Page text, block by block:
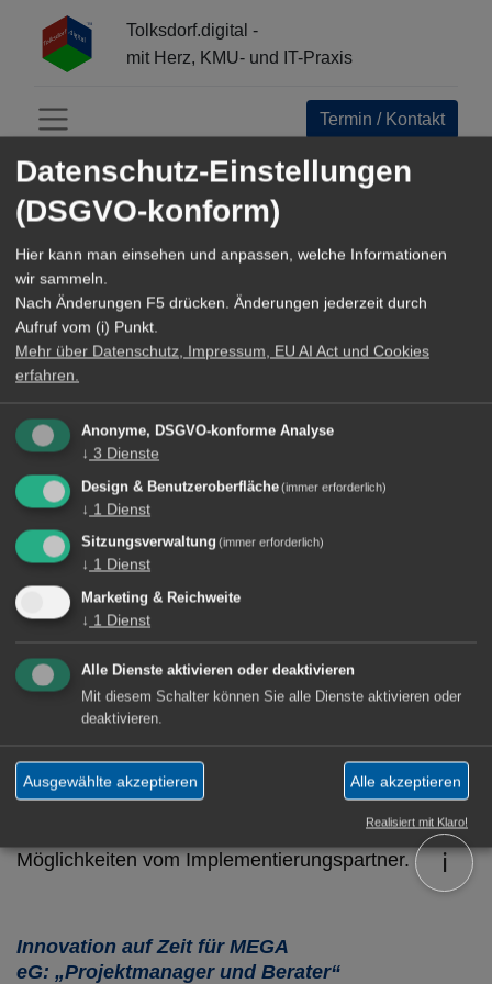
Tolksdorf.digital -
mit Herz, KMU- und IT-Praxis
Termin / Kontakt
Planungsempfehlungen
Datenmigration
MEGA, das Fach-Zentrum für die Metzgerei und
Gastronomie eG
Standortleitungen unabhängige Planung für
ERP-/Datenmigration und Teamorganisation unter
Berücksichtigung vorhandener Ressourcen und
Möglichkeiten vom Implementierungspartner.
Innovation auf Zeit für MEGA
eG: „Projektmanager und Berater“
ℹ️
Datenschutz-Einstellungen
(DSGVO-konform)
Hier kann man einsehen und anpassen, welche Informationen
wir sammeln.
Nach Änderungen F5 drücken. Änderungen jederzeit durch
Aufruf vom (i) Punkt.
Mehr über Datenschutz, Impressum, EU AI Act und Cookies
erfahren.
Anonyme, DSGVO-konforme Analyse
↓ 3 Dienste
Design & Benutzeroberfläche(immer erforderlich)
↓ 1 Dienst
Sitzungsverwaltung (immer erforderlich)
↓ 1 Dienst
Marketing & Reichweite
↓ 1 Dienst
Alle Dienste aktivieren oder deaktivieren
Mit diesem Schalter können Sie alle Dienste aktivieren oder
deaktivieren.
Ausgewählte akzeptieren Alle akzeptieren
Realisiert mit Klaro!